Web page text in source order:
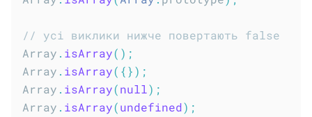
// усі виклики нижче повертають false
Array . isArray( ) ;
Array . isArray( {}) ;
Array . isArray(null) ;
Array . isArray(undefined) ;